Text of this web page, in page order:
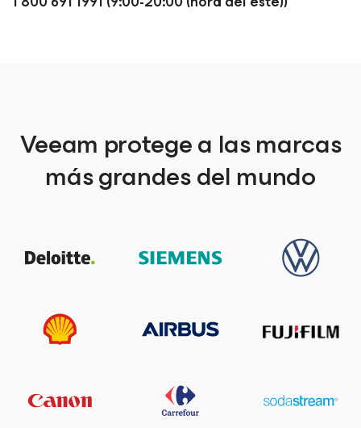
Veeam protege a las marcas
más grandes del mundo